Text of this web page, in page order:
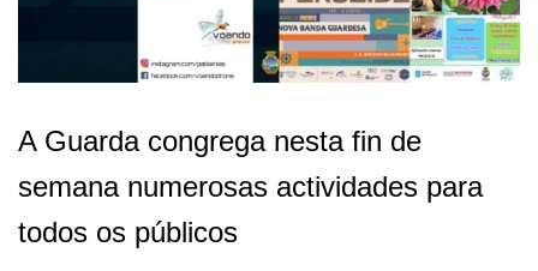
A Guarda congrega nesta fin de
semana numerosas actividades para
todos os públicos